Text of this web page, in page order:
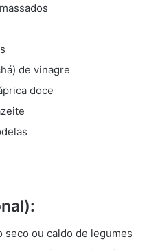
de vinagre
doce
ou caldo de legumes